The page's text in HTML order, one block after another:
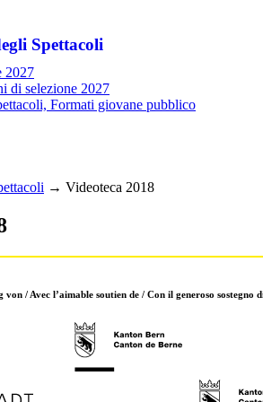
Spettacoli
2027
di selezione 2027
Formati giovane pubblico
→ Videoteca 2018
/ Avec l’aimable soutien de / Con il generoso sostegno